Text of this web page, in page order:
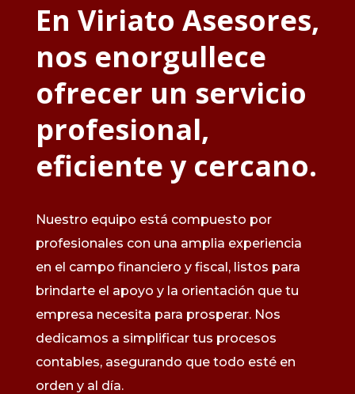
En Viriato Asesores,
nos enorgullece
ofrecer un servicio
profesional,
eficiente y cercano.
Nuestro equipo está compuesto por
profesionales con una amplia experiencia
en el campo financiero y fiscal, listos para
brindarte el apoyo y la orientación que tu
empresa necesita para prosperar. Nos
dedicamos a simplificar tus procesos
contables, asegurando que todo esté en
orden y al día.